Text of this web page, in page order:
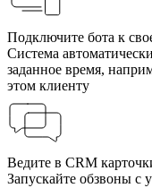
Подключите бота к
Система
заданное время,
этом клиенту
Ведите в CRM
Запускайте обзвоны с